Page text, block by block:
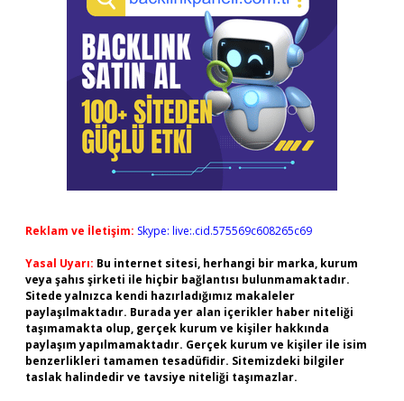
Reklam ve İletişim: Skype: live:.cid.575569c608265c69
Yasal Uyarı: Bu internet sitesi, herhangi bir marka, kurum
veya şahıs şirketi ile hiçbir bağlantısı bulunmamaktadır.
Sitede yalnızca kendi hazırladığımız makaleler
paylaşılmaktadır. Burada yer alan içerikler haber niteliği
taşımamakta olup, gerçek kurum ve kişiler hakkında
paylaşım yapılmamaktadır. Gerçek kurum ve kişiler ile isim
benzerlikleri tamamen tesadüfidir. Sitemizdeki bilgiler
taslak halindedir ve tavsiye niteliği taşımazlar.